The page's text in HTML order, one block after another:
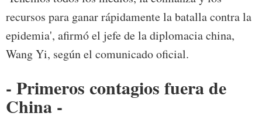
recursos para ganar rápidamente la batalla contra la
epidemia', afirmó el jefe de la diplomacia china,
Wang Yi, según el comunicado oficial.
- Primeros contagios fuera de
China -